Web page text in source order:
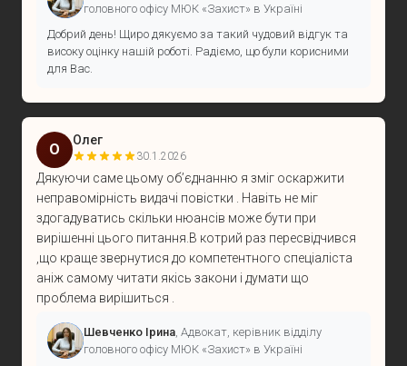
головного офісу МЮК «Захист» в Україні
Добрий день! Щиро дякуємо за такий чудовий відгук та
високу оцінку нашій роботі. Радіємо, що були корисними
для Вас.
О
Олег
30.1.2026
Дякуючи саме цьому обʼєднанню я зміг оскаржити
неправомірність видачі повістки . Навіть не міг
здогадуватись скільки нюансів може бути при
вирішенні цього питання.В котрий раз пересвідчився
,що краще звернутися до компетентного спеціаліста
аніж самому читати якісь закони і думати що
проблема вирішиться .
Шевченко Ірина , Адвокат, керівник відділу
головного офісу МЮК «Захист» в Україні